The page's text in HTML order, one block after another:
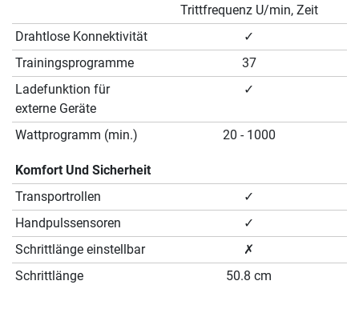
Trittfrequenz U/min, Zeit
Drahtlose Konnektivität
✓
Trainingsprogramme
37
Ladefunktion für
externe Geräte
✓
Wattprogramm (min.) 20 - 1000
Komfort Und Sicherheit
Transportrollen
✓
Handpulssensoren
✓
Schrittlänge einstellbar
✗
Schrittlänge
50.8 cm